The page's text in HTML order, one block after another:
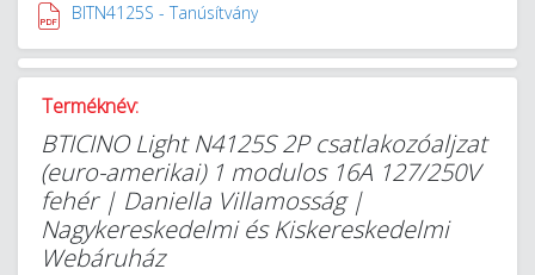
BITN4125S - Tanúsítvány
Terméknév:
BTICINO Light N4125S 2P csatlakozóaljzat
(euro-amerikai) 1 modulos 16A 127/250V
fehér | Daniella Villamosság |
Nagykereskedelmi és Kiskereskedelmi
Webáruház